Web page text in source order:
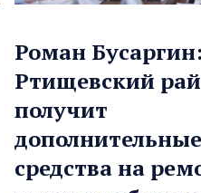
Роман Бусаргин:
Ртищевский
получит
дополнительные
средства на